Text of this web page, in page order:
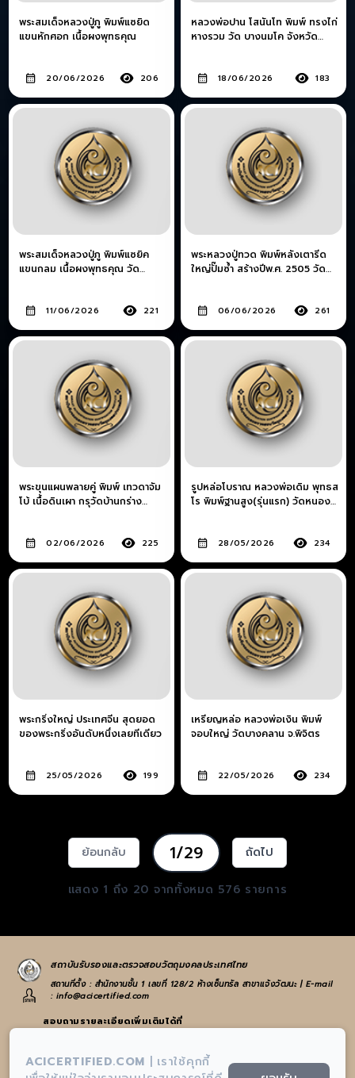
พระสมเด็จหลวงปู่ภู พิมพ์แซยิด
แขนหักศอก เนื้อผงพุทธคุณ
20/06/2026 206
หลวงพ่อปาน โสนันโท พิมพ์ ทรงไก่
หางรวม วัด บางนมโค จังหวัด
18/06/2026 183
พระสมเด็จหลวงปู่ภู พิมพ์แซยิค
แขนกลม เนื้อผงพุทธคุณ วัด
11/06/2026 221
พระหลวงปู่ทวด พิมพ์หลังเตารีด
ใหญ่ปั๊มซ้ำ สร้างปีพ.ศ. 2505 วัด
06/06/2026 261
พระขุนแผนพลายคู่ พิมพ์ เทวดาจัม
โบ้ เนื้อดินเผา กรุวัดบ้านกร่าง
02/06/2026 225
รูปหล่อโบราณ หลวงพ่อเดิม พุทธส
โร พิมพ์ฐานสูง(รุ่นแรก) วัดหนอง
28/05/2026 234
พระกริ่งใหญ่ ประเทศจีน สุดยอด
ของพระกริ่งอันดับหนึ่งเลยทีเดียว
25/05/2026 199
เหรียญหล่อ หลวงพ่อเงิน พิมพ์
จอบใหญ่ วัดบางคลาน จ.พิจิตร
22/05/2026 234
ย้อนกลับ 1/29 ถัดไป
แสดง 1 ถึง 20 จากทั้งหมด 576 รายการ
สถาบันรับรองและตรวจสอบวัตถุมงคลประเทศไทย
สถานที่ตั้ง : สำนักงานชั้น 1 เลขที่ 128/2 ห้างเซ็นทรัล สาขาแจ้งวัฒนะ | E-mail
: info@acicertified.com
สอบถามรายละเอียดเพิ่มเติมได้ที่
:info@acicertified.com
ACICERTIFIED.COM
เราใช้คุกกี้